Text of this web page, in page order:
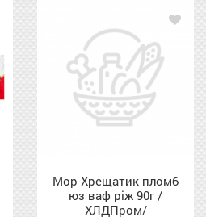
Мор Хрещатик пломб
юз ваф ріж 90г /
ХЛДПром/